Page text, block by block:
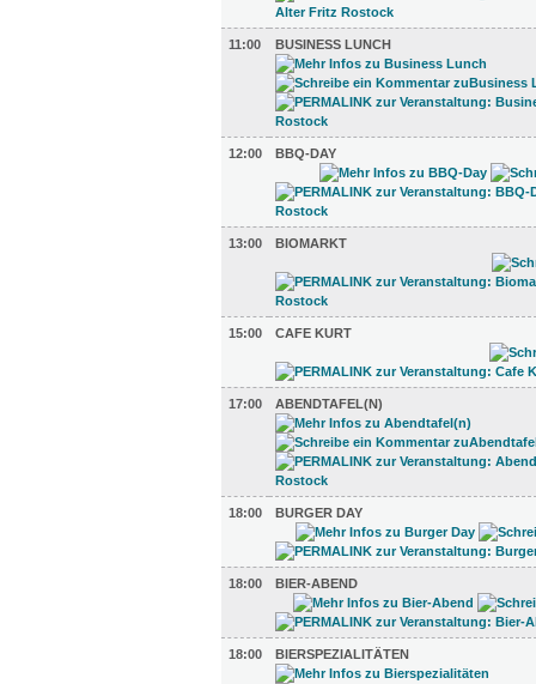
11:00 BUSINESS LUNCH
12:00 BBQ-DAY
13:00 BIOMARKT
15:00 CAFE KURT
17:00 ABENDTAFEL(N)
18:00 BURGER DAY
18:00 BIER-ABEND
18:00 BIERSPEZIALITÄTEN